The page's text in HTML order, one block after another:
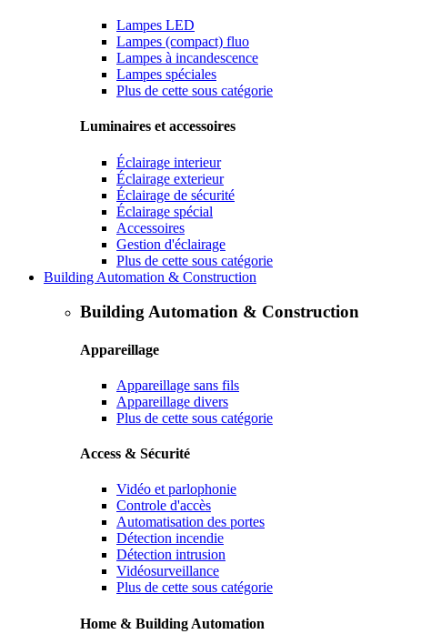
Lampes LED
Lampes (compact) fluo
Lampes à incandescence
Lampes spéciales
Plus de cette sous catégorie
Luminaires et accessoires
Éclairage interieur
Éclairage exterieur
Éclairage de sécurité
Éclairage spécial
Accessoires
Gestion d'éclairage
Plus de cette sous catégorie
Building Automation & Construction
Building Automation & Construction
Appareillage
Appareillage sans fils
Appareillage divers
Plus de cette sous catégorie
Access & Sécurité
Vidéo et parlophonie
Controle d'accès
Automatisation des portes
Détection incendie
Détection intrusion
Vidéosurveillance
Plus de cette sous catégorie
Home & Building Automation